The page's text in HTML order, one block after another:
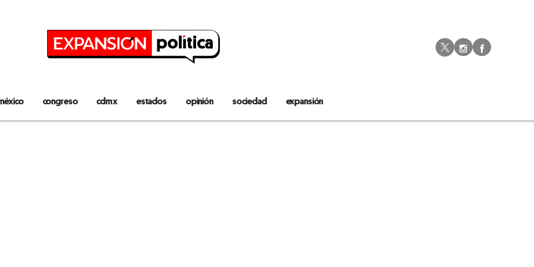
Instagram
congreso cdmx estados opinión sociedad expansión